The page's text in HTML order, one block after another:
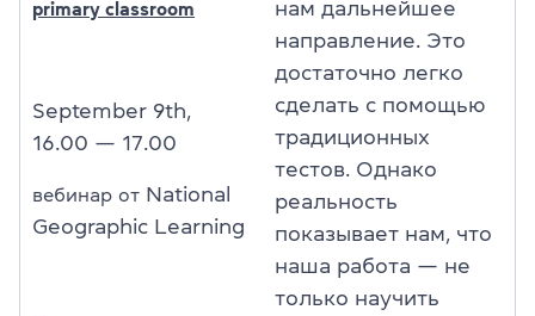
primary classroom
September 9th,
16.00 — 17.00
вебинар от National
Geographic Learning
нам дальнейшее
направление. Это
достаточно легко
сделать с помощью
традиционных
тестов. Однако
реальность
показывает нам, что
наша работа — не
только научить